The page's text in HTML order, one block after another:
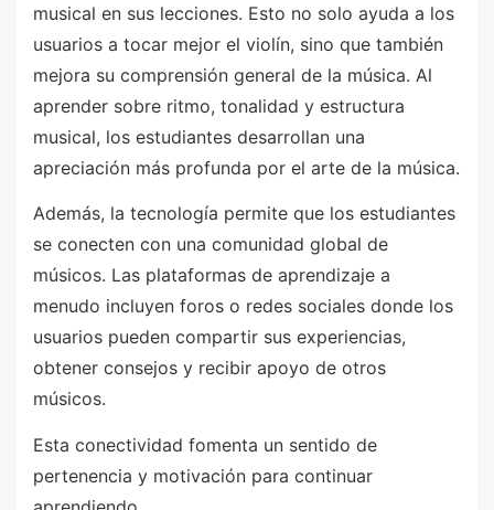
musical en sus lecciones. Esto no solo ayuda a los
usuarios a tocar mejor el violín, sino que también
mejora su comprensión general de la música. Al
aprender sobre ritmo, tonalidad y estructura
musical, los estudiantes desarrollan una
apreciación más profunda por el arte de la música.
Además, la tecnología permite que los estudiantes
se conecten con una comunidad global de
músicos. Las plataformas de aprendizaje a
menudo incluyen foros o redes sociales donde los
usuarios pueden compartir sus experiencias,
obtener consejos y recibir apoyo de otros
músicos.
Esta conectividad fomenta un sentido de
pertenencia y motivación para continuar